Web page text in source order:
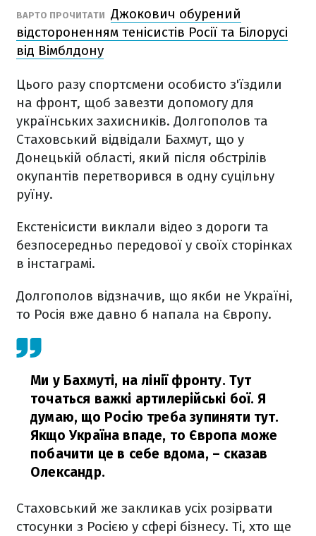
ВАРТО ПРОЧИТАТИ Джокович обурений
відстороненням тенісистів Росії та Білорусі
від Вімблдону
Цього разу спортсмени особисто з'їздили
на фронт, щоб завезти допомогу для
українських захисників. Долгополов та
Стаховський відвідали Бахмут, що у
Донецькій області, який після обстрілів
окупантів перетворився в одну суцільну
руїну.
Екстенісисти виклали відео з дороги та
безпосередньо передової у своїх сторінках
в інстаграмі.
Долгополов відзначив, що якби не Україні,
то Росія вже давно б напала на Європу.
Ми у Бахмуті, на лінії фронту. Тут
точаться важкі артилерійські бої. Я
думаю, що Росію треба зупиняти тут.
Якщо Україна впаде, то Європа може
побачити це в себе вдома, – сказав
Олександр.
Стаховський же закликав усіх розірвати
стосунки з Росією у сфері бізнесу. Ті, хто ще